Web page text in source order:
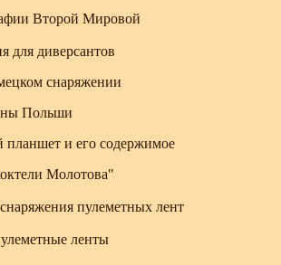
Второй Мировой
для диверсантов
снаряжении
Польши
и его содержимое
Молотова"
пулеметных лент
ленты